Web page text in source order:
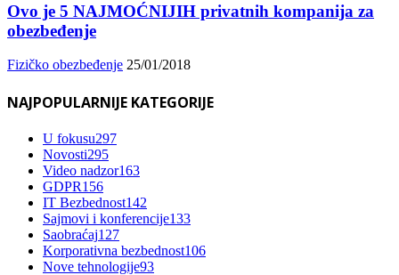
Ovo je 5 NAJMOĆNIJIH privatnih kompanija za
obezbeđenje
Fizičko obezbeđenje 25/01/2018
NAJPOPULARNIJE KATEGORIJE
U fokusu297
Novosti295
Video nadzor163
GDPR156
IT Bezbednost142
Sajmovi i konferencije133
Saobraćaj127
Korporativna bezbednost106
Nove tehnologije93